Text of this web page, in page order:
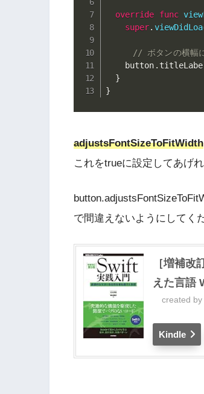
override func
super.
// ボタンの横幅
    button
.
}
}
adjustsFontSizeToFitWidth
これをtrueに設定してあげれ
で間違えないようにしてく
［増補
えた言語
created by
Kindle